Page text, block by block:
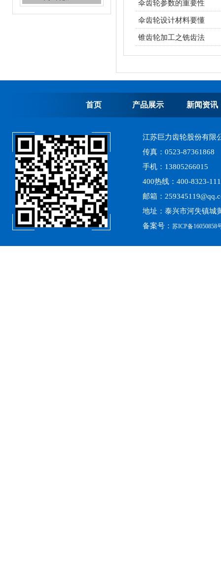
高精度齿轮加工
离心式选粉机锥齿轮系列
伞齿轮参数的重要性
伞齿轮设计材料要懂
锥齿轮加工之铣齿法
首页 产品展示 新闻资讯
江苏巨力齿轮股份有限
传真：0523-87361868
手机：13805266015
400热线：400-8323-111
邮箱：
地址：泰兴市河失镇城
备案号： 苏ICP备16050858